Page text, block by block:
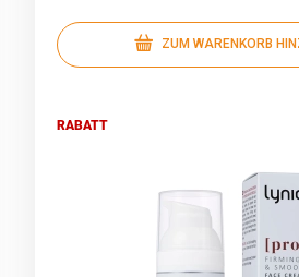
ZUM WARENKORB
RABATT